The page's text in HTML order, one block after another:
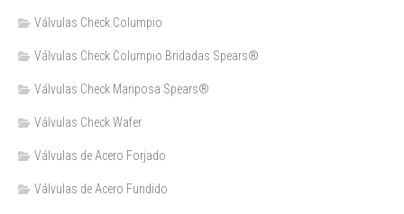
Válvulas Check Columpio
Válvulas Check Columpio Bridadas Spears®
Válvulas Check Mariposa Spears®
Válvulas Check Wafer
Válvulas de Acero Forjado
Válvulas de Acero Fundido